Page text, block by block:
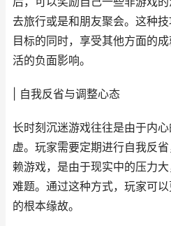
去旅行或是和朋友聚会。这种
目标的同时，享受其他方面的
活的负面影响。
| 自我反省与调整心态
长时刻沉迷游戏往往是由于内
虚。玩家需要定期进行自我反
赖游戏，是由于现实中的压力
难题。通过这种方式，玩家可
的根本缘故。